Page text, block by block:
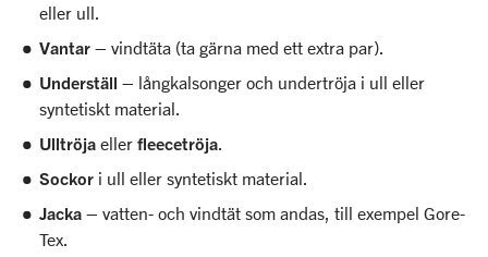
eller ull.
Vantar – vindtäta (ta gärna med ett extra par).
Underställ – långkalsonger och undertröja i ull eller
syntetiskt material.
Ulltröja eller fleecetröja.
Sockor i ull eller syntetiskt material.
Jacka – vatten- och vindtät som andas, till exempel Gore-
Tex.